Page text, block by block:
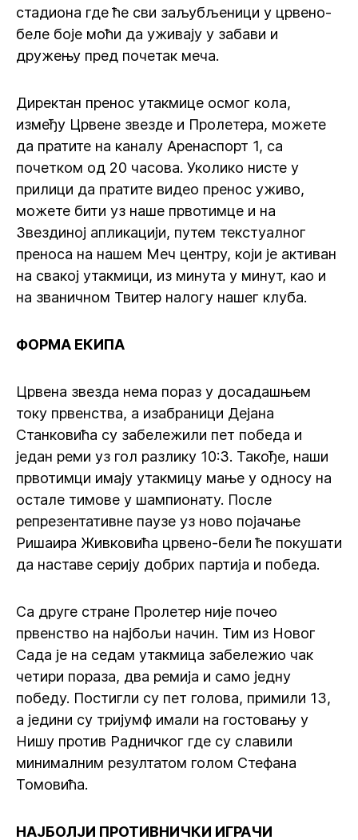
стадиона где ће сви заљубљеници у црвено-
беле боје моћи да уживају у забави и
дружењу пред почетак меча.
Директан пренос утакмице осмог кола,
између Црвене звезде и Пролетера, можете
да пратите на каналу Аренаспорт 1, са
почетком од 20 часова. Уколико нисте у
прилици да пратите видео пренос уживо,
можете бити уз наше првотимце и на
Звездиној апликацији, путем текстуалног
преноса на нашем Меч центру, који је активан
на свакој утакмици, из минута у минут, као и
на званичном Твитер налогу нашег клуба.
ФОРМА ЕКИПА
Црвена звезда нема пораз у досадашњем
току првенства, а изабраници Дејана
Станковића су забележили пет победа и
један реми уз гол разлику 10:3. Такође, наши
првотимци имају утакмицу мање у односу на
остале тимове у шампионату. После
репрезентативне паузе уз ново појачање
Ришаира Живковића црвено-бели ће покушати
да наставе серију добрих партија и победа.
Са друге стране Пролетер није почео
првенство на најбољи начин. Тим из Новог
Сада је на седам утакмица забележио чак
четири пораза, два ремија и само једну
победу. Постигли су пет голова, примили 13,
а једини су тријумф имали на гостовању у
Нишу против Радничког где су славили
минималним резултатом голом Стефана
Томовића.
НАЈБОЛЈИ ПРОТИВНИЧКИ ИГРАЧИ